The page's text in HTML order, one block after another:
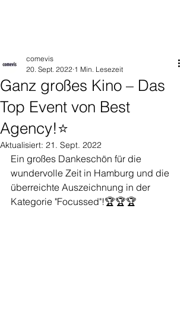
Ganz großes Kino – Das
Top Event von Best
Agency!⭐
comevis
20. Sept. 2022 1 Min. Lesezeit
Aktualisiert: 21. Sept. 2022
Ein großes Dankeschön für die
wundervolle Zeit in Hamburg und die
überreichte Auszeichnung in der
Kategorie "Focussed"!🏆🏆🏆